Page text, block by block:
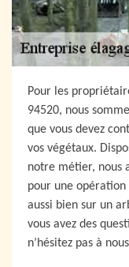
Pour les
94520, nous
que vous devez
vos végétaux.
notre métier, nous
pour une
aussi bien sur un
vous avez des
n’hésitez pas à